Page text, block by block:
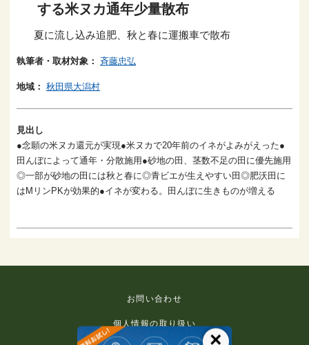
する米ヌカ通年少量散布
夏に流し込み追肥、秋と春に運搬車で散布
執筆者・取材対象： 斉藤忠弘
地域： 秋田県大潟村
見出し
●念願の米ヌカ還元が実現●米ヌカで20年前のイネがよみがえった●
田んぼによって通年・分散施用●砂地の田、茎数不足の田に優先施用
◎一部が砂地の田には秋と春に◎青ビエが生えやすい田◎肥沃田に
はMリンPKが効果的●イネが変わる。田んぼに生きものが増える
お問い合わせ
個人情報の取り扱い
×